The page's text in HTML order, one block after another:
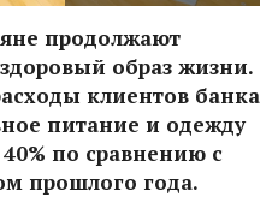
продолжают
образ жизни.
клиентов банка
питание и одежду
по сравнению с
прошлого года.